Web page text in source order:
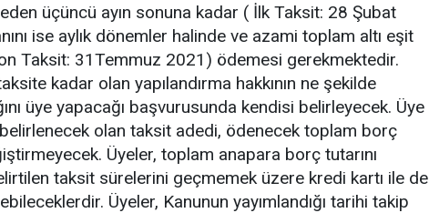
üçüncü ayın sonuna kadar ( İlk Taksit: 28 Şubat
ise aylık dönemler halinde ve azami toplam altı eşit
Taksit: 31Temmuz 2021) ödemesi gerekmektedir.
kadar olan yapılandırma hakkının ne şekilde
üye yapacağı başvurusunda kendisi belirleyecek. Üye
olan taksit adedi, ödenecek toplam borç
Üyeler, toplam anapara borç tutarını
taksit sürelerini geçmemek üzere kredi kartı ile de
Üyeler, Kanunun yayımlandığı tarihi takip